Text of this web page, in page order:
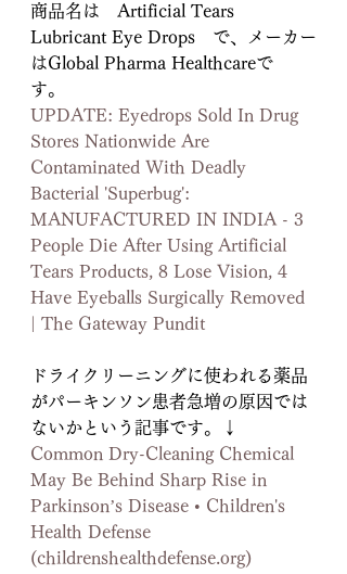
商品名は　Artificial Tears
Lubricant Eye Drops　で、メーカー
はGlobal Pharma Healthcareで
す。
UPDATE: Eyedrops Sold In Drug
Stores Nationwide Are
Contaminated With Deadly
Bacterial 'Superbug':
MANUFACTURED IN INDIA - 3
People Die After Using Artificial
Tears Products, 8 Lose Vision, 4
Have Eyeballs Surgically Removed
| The Gateway Pundit
ドライクリーニングに使われる薬品
がパーキンソン患者急増の原因では
ないかという記事です。↓
Common Dry-Cleaning Chemical
May Be Behind Sharp Rise in
Parkinson’s Disease • Children's
Health Defense
(childrenshealthdefense.org)